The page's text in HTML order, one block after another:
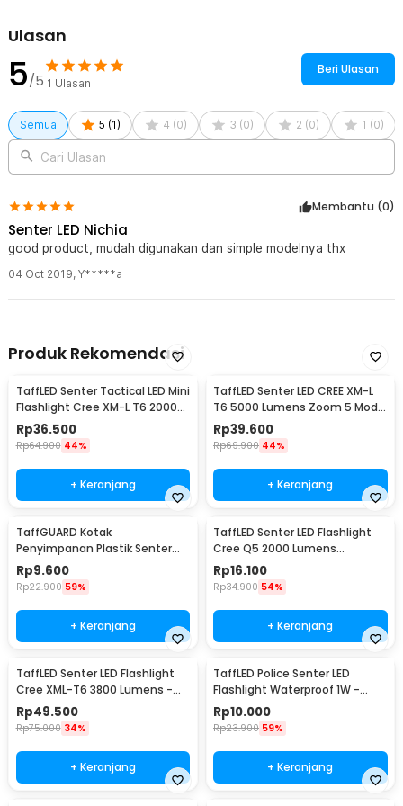
Kelengkapan Produk
1 x NITECORE Senter Penlight Medis Nichia 219B CRI 90 180
Lumens IPX8 - MT06MD
1 x Panduan Penggunaan
Ulasan
5/5 1 Ulasan
Beri Ulasan
Semua 5 (1 ) 4 (0) 3 (0) 2 (0) 1 (0)
Cari Ulasan
Membantu (0)
Senter LED Nichia
good product, mudah digunakan dan simple modelnya thx
04 Oct 2019, Y*****a
Produk Rekomendasi
TaffLED Senter Tactical LED Mini
Flashlight Cree XM-L T6 2000
Lumens - E17
Rp36.500
Rp64.900 44%
+ Keranjang
TaffLED Senter LED CREE XM-L
T6 5000 Lumens Zoom 5 Mode
Baterai 26650 - E97
Rp39.600
Rp69.900 44%
+ Keranjang
TaffGUARD Kotak
Penyimpanan Plastik Senter
LED Box 18x11.5x4.7cm - FN10
Rp9.600
Rp22.900 59%
+ Keranjang
TaffLED Senter LED Flashlight
Cree Q5 2000 Lumens
Aluminium Steel - LFU01
Rp16.100
Rp34.900 54%
+ Keranjang
TaffLED Senter LED Flashlight
Cree XML-T6 3800 Lumens -
E27
Rp49.500
Rp75.000 34%
+ Keranjang
TaffLED Police Senter LED
Flashlight Waterproof 1W -
TAC2L
Rp10.000
Rp23.900 59%
+ Keranjang